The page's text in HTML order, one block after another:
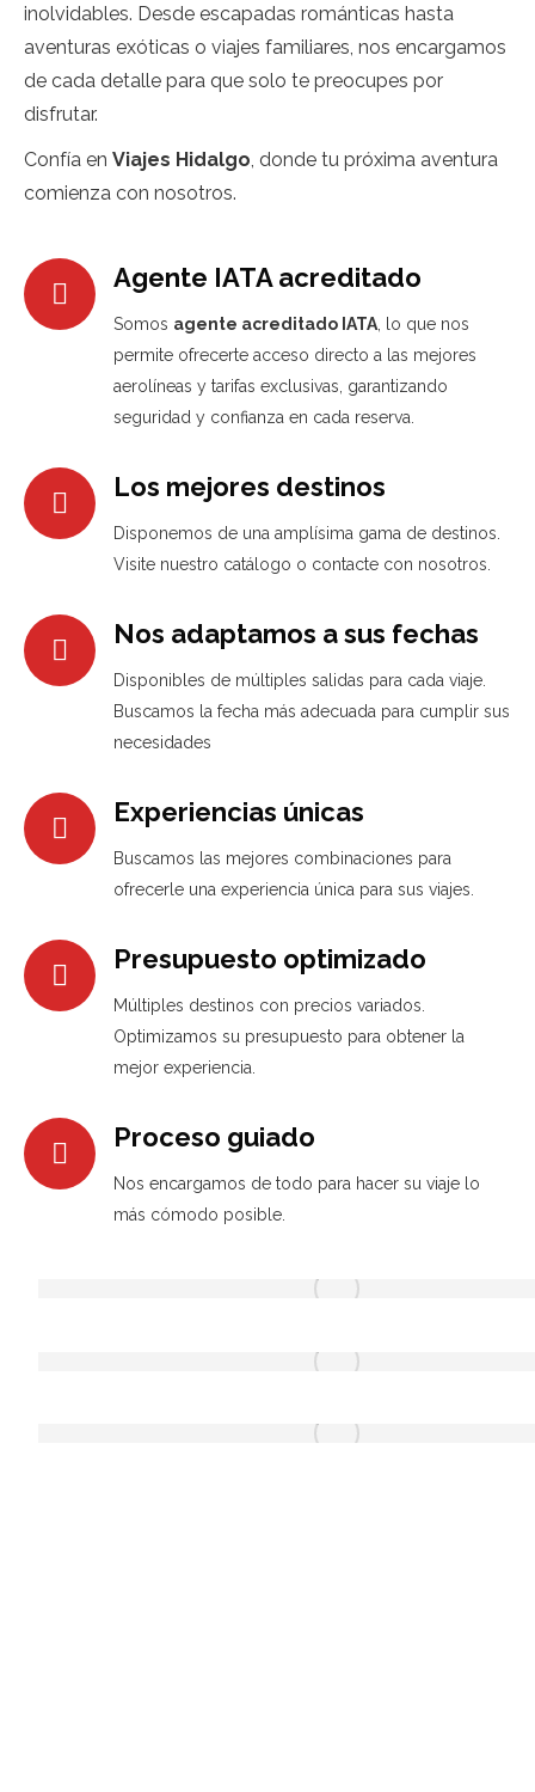
inolvidables. Desde escapadas románticas hasta
aventuras exóticas o viajes familiares, nos encargamos
de cada detalle para que solo te preocupes por
disfrutar.
Confía en Viajes Hidalgo, donde tu próxima aventura
comienza con nosotros.
Agente IATA acreditado
Somos agente acreditado IATA , lo que nos
permite ofrecerte acceso directo a las mejores
aerolíneas y tarifas exclusivas, garantizando
seguridad y confianza en cada reserva.
Los mejores destinos
Disponemos de una amplísima gama de destinos.
Visite nuestro catálogo o contacte con nosotros.
Nos adaptamos a sus fechas
Disponibles de múltiples salidas para cada viaje.
Buscamos la fecha más adecuada para cumplir sus
necesidades
Experiencias únicas
Buscamos las mejores combinaciones para
ofrecerle una experiencia única para sus viajes.
Presupuesto optimizado
Múltiples destinos con precios variados.
Optimizamos su presupuesto para obtener la
mejor experiencia.
Proceso guiado
Nos encargamos de todo para hacer su viaje lo
más cómodo posible.